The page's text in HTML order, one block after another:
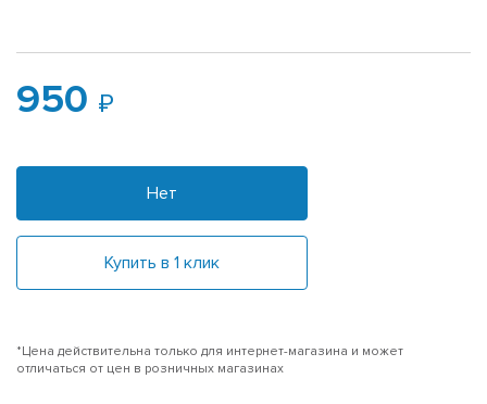
950
Нет
Купить в 1 клик
*Цена действительна только для интернет-магазина и может
отличаться от цен в розничных магазинах